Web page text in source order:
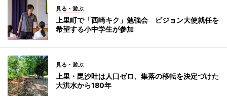
見る・遊ぶ
上里町で「西崎キク」勉強会 ビジョン大使就任を
希望する小中学生が参加
見る・遊ぶ
上里・毘沙吐は人口ゼロ、集落の移転を決定づけた
大洪水から180年